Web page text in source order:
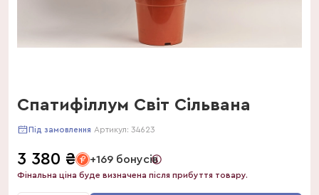
Спатифіллум Світ Сільвана
Під замовлення Артикул: 34623
3 380 ₴ +169 бонусів
Фінальна ціна буде визначена після прибуття товару.